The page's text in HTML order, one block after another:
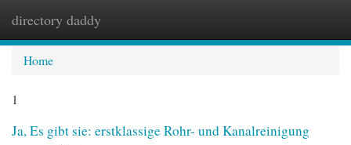
directory daddy
Home
1
Ja, Es gibt sie: erstklassige Rohr- und Kanalreinigung